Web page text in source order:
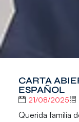
CARTA
ESPAÑOL
21/08/2025
Querida familia